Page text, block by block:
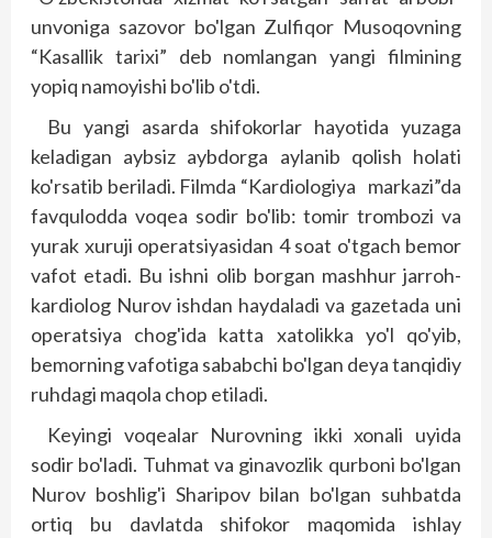
unvoniga sazovor bo'lgan Zulfiqor Musoqovning
“Kasallik tarixi” deb nomlangan yangi filmining
yopiq namoyishi bo'lib o'tdi.
Bu yangi asarda shifokorlar hayotida yuzaga
keladigan aybsiz aybdorga aylanib qolish holati
ko'rsatib beriladi. Filmda “Kardiologiya markazi”da
favqulodda voqea sodir bo'lib: tomir trombozi va
yurak xuruji operatsiyasidan 4 soat o'tgach bemor
vafot etadi. Bu ishni olib borgan mashhur jarroh-
kardiolog Nurov ishdan haydaladi va gazetada uni
operatsiya chog'ida katta xatolikka yo'l qo'yib,
bemorning vafotiga sababchi bo'lgan deya tanqidiy
ruhdagi maqola chop etiladi.
Keyingi voqealar Nurovning ikki xonali uyida
sodir bo'ladi. Tuhmat va ginavozlik qurboni bo'lgan
Nurov boshlig'i Sharipov bilan bo'lgan suhbatda
ortiq bu davlatda shifokor maqomida ishlay